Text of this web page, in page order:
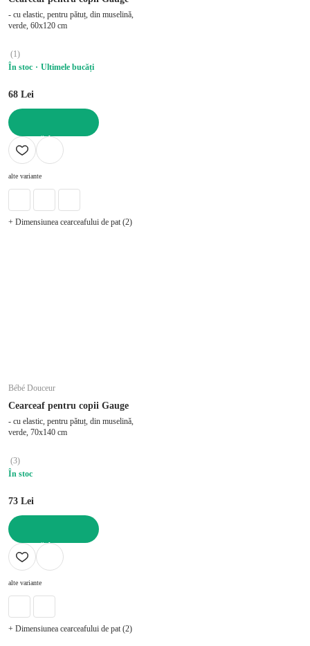
- cu elastic, pentru pătuț, din muselină,
verde, 60x120 cm
(1)
În stoc
Ultimele bucăți
68 Lei
ADAUGĂ ÎN COȘ
alte variante
+ Dimensiunea cearceafului de pat (2)
Bébé Douceur
Cearceaf pentru copii Gauge
- cu elastic, pentru pătuț, din muselină,
verde, 70x140 cm
(3)
În stoc
73 Lei
ADAUGĂ ÎN COȘ
alte variante
+ Dimensiunea cearceafului de pat (2)